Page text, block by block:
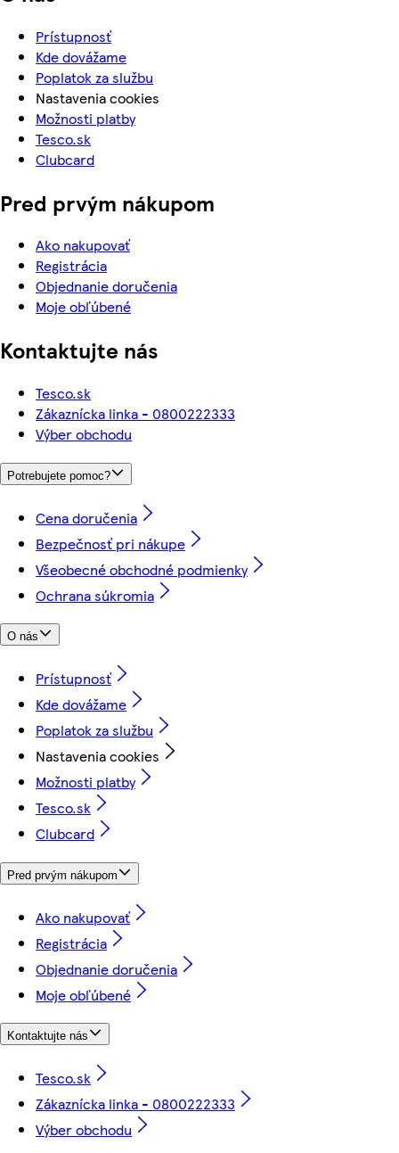
Prístupnosť
Kde dovážame
Poplatok za službu
Nastavenia cookies
Možnosti platby
Tesco.sk
Clubcard
Pred prvým nákupom
Ako nakupovať
Registrácia
Objednanie doručenia
Moje obľúbené
Kontaktujte nás
Tesco.sk
Zákaznícka linka - 0800222333
Výber obchodu
Potrebujete pomoc?
Cena doručenia
Bezpečnosť pri nákupe
Všeobecné obchodné podmienky
Ochrana súkromia
O nás
Prístupnosť
Kde dovážame
Poplatok za službu
Nastavenia cookies
Možnosti platby
Tesco.sk
Clubcard
Pred prvým nákupom
Ako nakupovať
Registrácia
Objednanie doručenia
Moje obľúbené
Kontaktujte nás
Tesco.sk
Zákaznícka linka - 0800222333
Výber obchodu